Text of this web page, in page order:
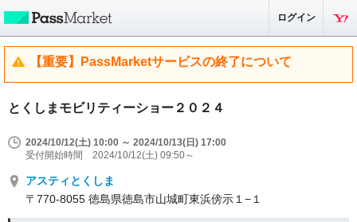
ログイン
【重要】PassMarketサービスの終了について
とくしまモビリティーショー２０２４
2024/10/12(土) 10:00 ～ 2024/10/13(日) 17:00
受付開始時間 2024/10/12(土) 09:50～
アスティとくしま
〒770-8055 徳島県徳島市山城町東浜傍示１−１